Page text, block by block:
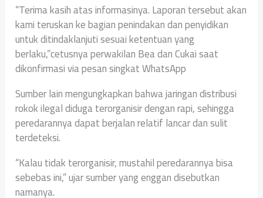
“Terima kasih atas informasinya. Laporan tersebut akan
kami teruskan ke bagian penindakan dan penyidikan
untuk ditindaklanjuti sesuai ketentuan yang
berlaku,”cetusnya perwakilan Bea dan Cukai saat
dikonfirmasi via pesan singkat WhatsApp
Sumber lain mengungkapkan bahwa jaringan distribusi
rokok ilegal diduga terorganisir dengan rapi, sehingga
peredarannya dapat berjalan relatif lancar dan sulit
terdeteksi.
“Kalau tidak terorganisir, mustahil peredarannya bisa
sebebas ini,” ujar sumber yang enggan disebutkan
namanya.